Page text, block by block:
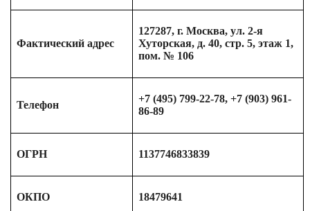
Фактический адрес
127287, г. Москва, ул. 2-я
Хуторская, д. 40, стр. 5, этаж 1,
пом. № 106
Телефон
+7 (495) 799-22-78, +7 (903) 961-
86-89
ОГРН 1137746833839
ОКПО 18479641